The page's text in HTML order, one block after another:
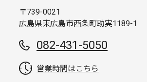
〒739-0021
広島県東広島市西条町助実1189-1
082-431-5050
営業時間はこちら